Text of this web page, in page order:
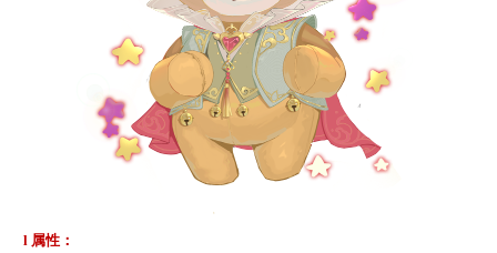
l 属性：